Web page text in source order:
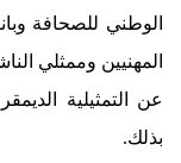
الوطني للصحافة
المهنيين وممثلي
عن التمثيلية
بذلك.